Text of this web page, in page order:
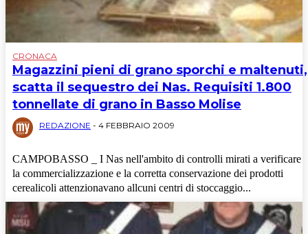
CRONACA
Magazzini pieni di grano sporchi e maltenuti,
scatta il sequestro dei Nas. Requisiti 1.800
tonnellate di grano in Basso Molise
REDAZIONE - 4 FEBBRAIO 2009
CAMPOBASSO _ I Nas nell'ambito di controlli mirati a verificare
la commercializzazione e la corretta conservazione dei prodotti
cerealicoli attenzionavano allcuni centri di stoccaggio...